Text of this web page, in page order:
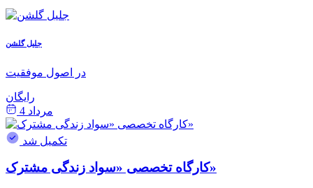
جلیل گلشن
در اصول موفقیت
رایگان
مرداد 4
تکمیل شد
کارگاه تخصصی «سواد زندگی مشترک»